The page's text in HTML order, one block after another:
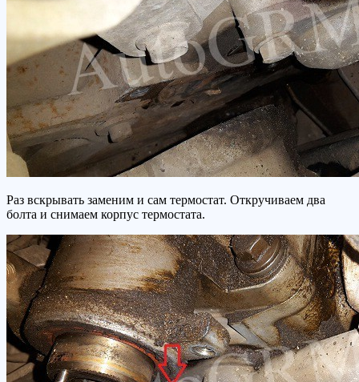
Раз вскрывать заменим и сам термостат. Откручиваем два
болта и снимаем корпус термостата.